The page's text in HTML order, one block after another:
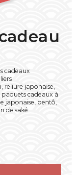
cadeaux
reliure japonaise,
cadeaux à
japonaise, bentô,
de saké